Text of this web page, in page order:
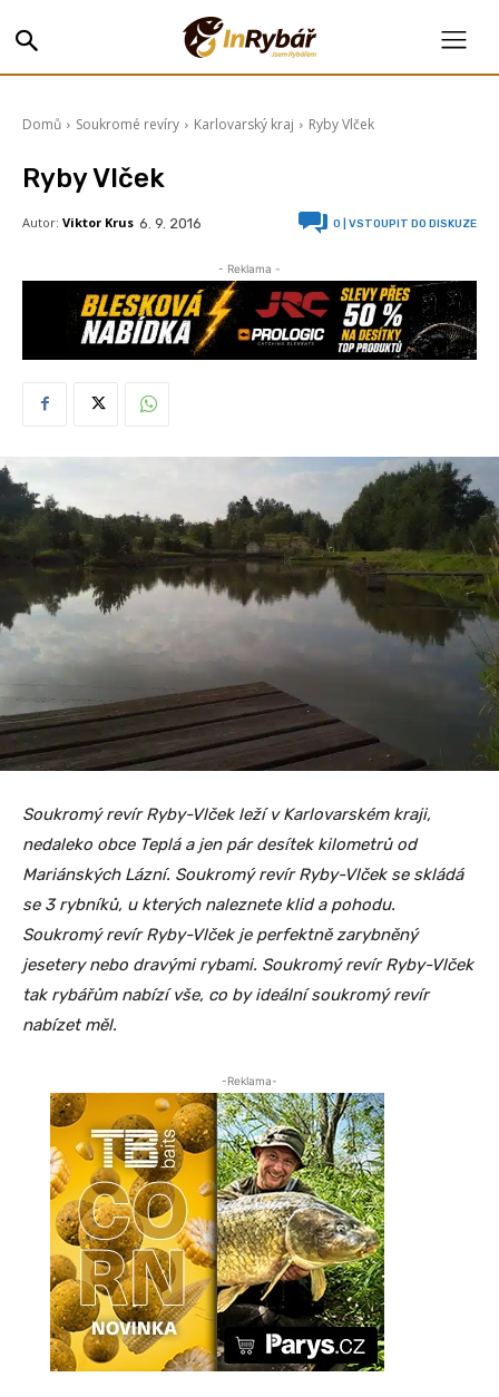
Domů Soukromé revíry Karlovarský kraj Ryby Vlček
Ryby Vlček
Autor: Viktor Krus 6. 9. 2016 0 | VSTOUPIT DO DISKUZE
- Reklama -
Soukromý revír Ryby-Vlček leží v Karlovarském kraji,
nedaleko obce Teplá a jen pár desítek kilometrů od
Mariánských Lázní. Soukromý revír Ryby-Vlček se skládá
se 3 rybníků, u kterých naleznete klid a pohodu.
Soukromý revír Ryby-Vlček je perfektně zarybněný
jesetery nebo dravými rybami. Soukromý revír Ryby-Vlček
tak rybářům nabízí vše, co by ideální soukromý revír
nabízet měl.
-Reklama-